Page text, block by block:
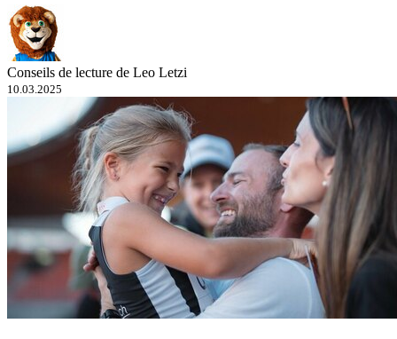
Conseils de lecture de Leo Letzi
10.03.2025